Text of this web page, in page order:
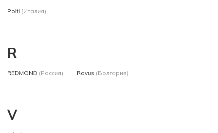
Polti (Италия)
R
REDMOND (Россия) Rovus (Болгария)
V